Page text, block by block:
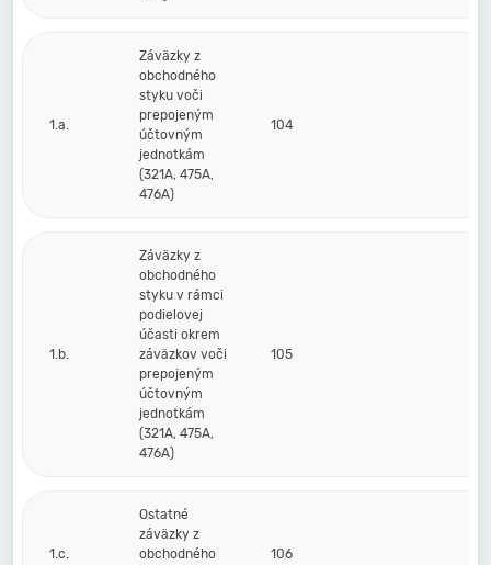
1.a.
Záväzky z
obchodného
styku voči
prepojeným
účtovným
jednotkám
(321A, 475A,
476A)
104
1.b.
Záväzky z
obchodného
styku v rámci
podielovej
účasti okrem
záväzkov voči
prepojeným
účtovným
jednotkám
(321A, 475A,
476A)
105
1.c.
Ostatné
záväzky z
obchodného
106